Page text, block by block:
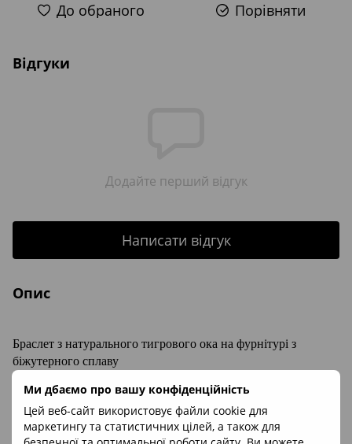
Ми дбаємо про вашу конфіденційність
Цей веб-сайт використовує файли cookie для
маркетингу та статистичних цілей, а також для
До обраного Порівняти
Відгуки
Додайте перший відгук
Написати відгук
Опис
Браслет з натурального тигрового ока на фурнітурі з
біжутерного сплаву
Мінерал:тигрове око
Розмір каменю:приб. 6*9мм